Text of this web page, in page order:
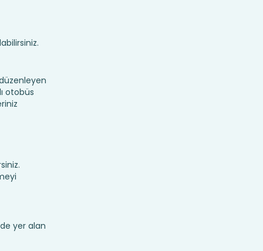
otobüs
yer alan